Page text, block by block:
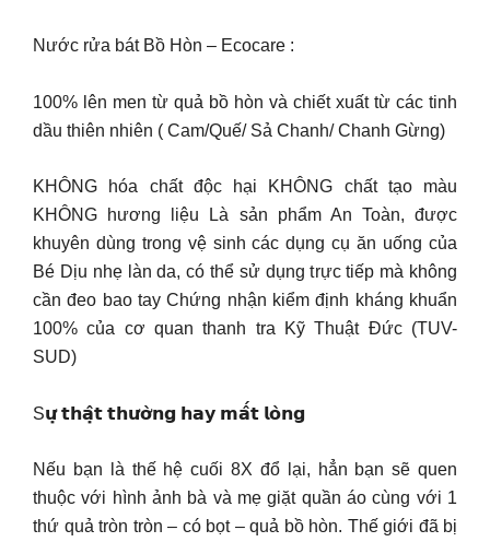
Nước rửa bát Bồ Hòn – Ecocare :
100% lên men từ quả bồ hòn và chiết xuất từ các tinh
dầu thiên nhiên ( Cam/Quế/ Sả Chanh/ Chanh Gừng)
KHÔNG hóa chất độc hại KHÔNG chất tạo màu
KHÔNG hương liệu Là sản phẩm An Toàn, được
khuyên dùng trong vệ sinh các dụng cụ ăn uống của
Bé Dịu nhẹ làn da, có thể sử dụng trực tiếp mà không
cần đeo bao tay Chứng nhận kiểm định kháng khuẩn
100% của cơ quan thanh tra Kỹ Thuật Đức (TUV-
SUD)
S𝘂̛̣ 𝘁𝗵𝗮̣̂𝘁 𝘁𝗵𝘂̛𝗼̛̀𝗻𝗴 𝗵𝗮𝘆 𝗺𝗮̂́𝘁 𝗹𝗼̀𝗻𝗴
Nếu bạn là thế hệ cuối 8X đổ lại, hẳn bạn sẽ quen
thuộc với hình ảnh bà và mẹ giặt quần áo cùng với 1
thứ quả tròn tròn – có bọt – quả bồ hòn. Thế giới đã bị